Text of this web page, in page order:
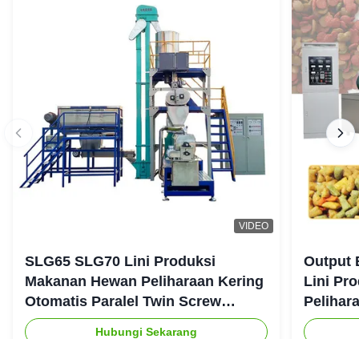
VIDEO
SLG65 SLG70 Lini Produksi
Makanan Hewan Peliharaan Kering
Otomatis Paralel Twin Screw
Extruder CE
Hubungi Sekarang
Output
Lini